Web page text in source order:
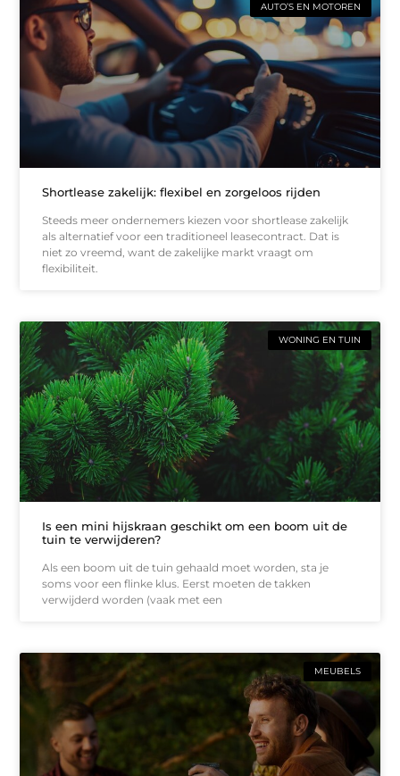
AUTO’S EN MOTOREN
Shortlease zakelijk: flexibel en zorgeloos rijden
Steeds meer ondernemers kiezen voor shortlease zakelijk
als alternatief voor een traditioneel leasecontract. Dat is
niet zo vreemd, want de zakelijke markt vraagt om
flexibiliteit.
WONING EN TUIN
Is een mini hijskraan geschikt om een boom uit de
tuin te verwijderen?
Als een boom uit de tuin gehaald moet worden, sta je
soms voor een flinke klus. Eerst moeten de takken
verwijderd worden (vaak met een
MEUBELS